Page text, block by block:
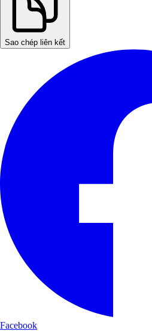
Sao chép liên kết
Facebook